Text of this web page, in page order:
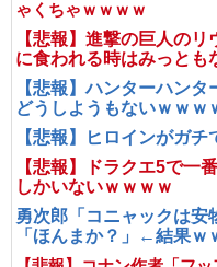
ゃくちゃｗｗｗｗ
【悲報】進撃の巨人の
に食われる時はみっとも
【悲報】ハンターハン
どうしようもないｗｗｗ
【悲報】ヒロインがガ
【悲報】ドラクエ5で一
しかいないｗｗｗｗ
勇次郎「コニャックは安
「ほんまか？」←結果ｗ